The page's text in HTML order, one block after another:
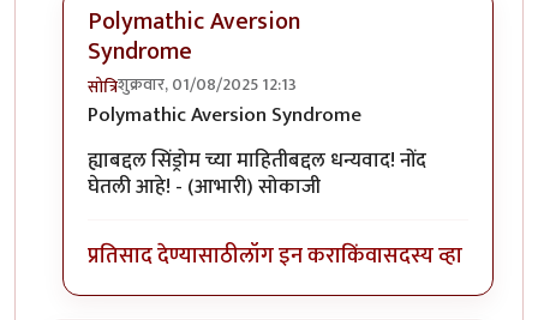
Polymathic Aversion
Syndrome
सोत्रिशुक्रवार, 01/08/2025 12:13
In reply toPolymathic Aversion Syndrome
Polymathic Aversion Syndrome
ह्याबद्दल सिंड्रोम च्या माहितीबद्दल धन्यवाद! नोंद
घेतली आहे! - (आभारी) सोकाजी
प्रतिसाद देण्यासाठीलॉग इन कराकिंवासदस्य व्हा